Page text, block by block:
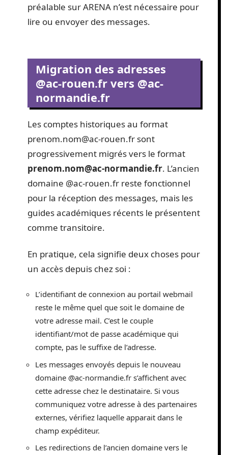
préalable sur ARENA n’est nécessaire pour
lire ou envoyer des messages.
Migration des adresses
@ac-rouen.fr vers @ac-
normandie.fr
Les comptes historiques au format
prenom.nom@ac-rouen.fr sont
progressivement migrés vers le format
prenom.nom@ac-normandie.fr. L’ancien
domaine @ac-rouen.fr reste fonctionnel
pour la réception des messages, mais les
guides académiques récents le présentent
comme transitoire.
En pratique, cela signifie deux choses pour
un accès depuis chez soi :
L’identifiant de connexion au portail webmail
reste le même quel que soit le domaine de
votre adresse mail. C’est le couple
identifiant/mot de passe académique qui
compte, pas le suffixe de l’adresse.
Les messages envoyés depuis le nouveau
domaine @ac-normandie.fr s’affichent avec
cette adresse chez le destinataire. Si vous
communiquez votre adresse à des partenaires
externes, vérifiez laquelle apparait dans le
champ expéditeur.
Les redirections de l’ancien domaine vers le